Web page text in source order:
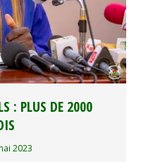
: PLUS DE 2000
2023